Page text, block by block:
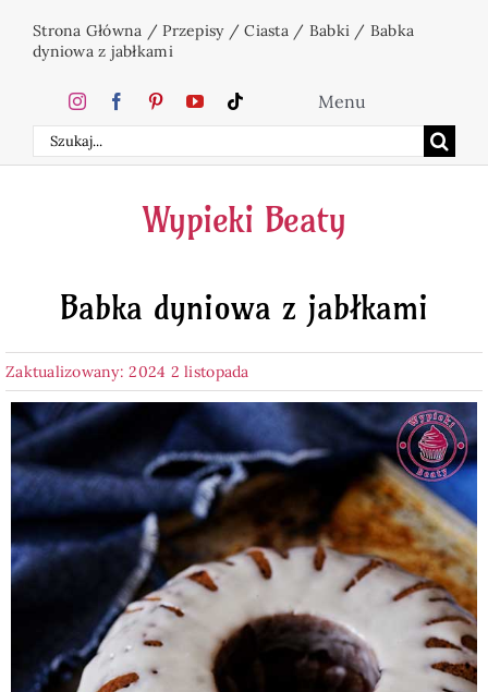
zawartości
Strona Główna /Przepisy/Ciasta/ Babki / Babka
dyniowa z jabłkami
Szukaj
Menu
Home
Ciasta
Desery
Napoje
Pieczywo
Przetwory
Posiłki
Wypieki Beaty
Babka dyniowa z jabłkami
Zaktualizowany: 2024 2 listopada